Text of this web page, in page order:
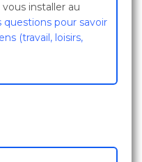
installer au
pour savoir
(travail, loisirs,